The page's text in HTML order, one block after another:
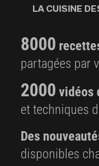
LA CUISINE
8000
partagées par
2000 vidéos
et techniques
Des
disponibles